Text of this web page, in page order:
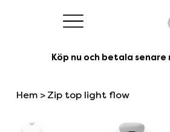
Köp nu och betala senare
Hem >Zip top light flow